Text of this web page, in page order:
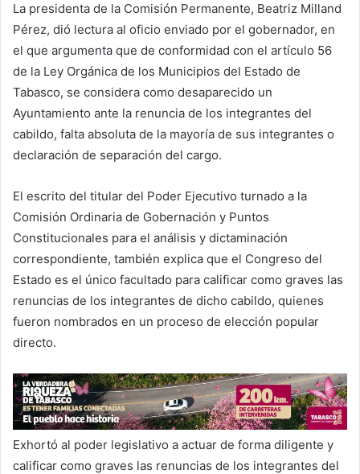
La presidenta de la Comisión Permanente, Beatriz Milland
Pérez, dió lectura al oficio enviado por el gobernador, en
el que argumenta que de conformidad con el artículo 56
de la Ley Orgánica de los Municipios del Estado de
Tabasco, se considera como desaparecido un
Ayuntamiento ante la renuncia de los integrantes del
cabildo, falta absoluta de la mayoría de sus integrantes o
declaración de separación del cargo.
El escrito del titular del Poder Ejecutivo turnado a la
Comisión Ordinaria de Gobernación y Puntos
Constitucionales para el análisis y dictaminación
correspondiente, también explica que el Congreso del
Estado es el único facultado para calificar como graves las
renuncias de los integrantes de dicho cabildo, quienes
fueron nombrados en un proceso de elección popular
directo.
Exhortó al poder legislativo a actuar de forma diligente y
calificar como graves las renuncias de los integrantes del